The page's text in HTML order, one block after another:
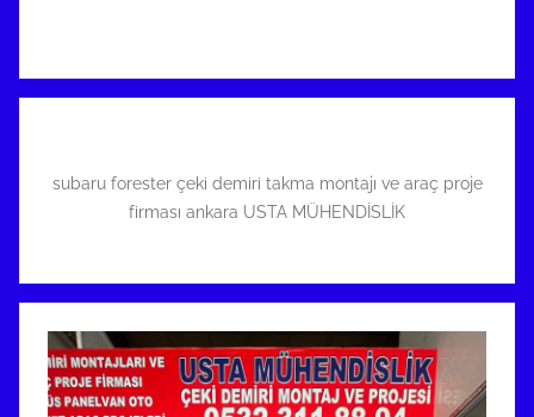
subaru forester çeki demiri takma montajı ve araç proje
firması ankara USTA MÜHENDİSLİK